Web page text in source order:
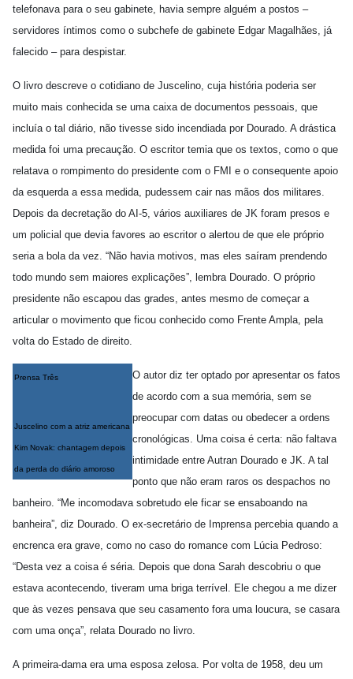
telefonava para o seu gabinete, havia sempre alguém a postos –
servidores íntimos como o subchefe de gabinete Edgar Magalhães, já
falecido – para despistar.
O livro descreve o cotidiano de Juscelino, cuja história poderia ser
muito mais conhecida se uma caixa de documentos pessoais, que
incluía o tal diário, não tivesse sido incendiada por Dourado. A drástica
medida foi uma precaução. O escritor temia que os textos, como o que
relatava o rompimento do presidente com o FMI e o consequente apoio
da esquerda a essa medida, pudessem cair nas mãos dos militares.
Depois da decretação do AI-5, vários auxiliares de JK foram presos e
um policial que devia favores ao escritor o alertou de que ele próprio
seria a bola da vez. “Não havia motivos, mas eles saíram prendendo
todo mundo sem maiores explicações”, lembra Dourado. O próprio
presidente não escapou das grades, antes mesmo de começar a
articular o movimento que ficou conhecido como Frente Ampla, pela
volta do Estado de direito.
Prensa Três
Juscelino com a atriz americana
Kim Novak: chantagem depois
da perda do diário amoroso
O autor diz ter optado por apresentar os fatos
de acordo com a sua memória, sem se
preocupar com datas ou obedecer a ordens
cronológicas. Uma coisa é certa: não faltava
intimidade entre Autran Dourado e JK. A tal
ponto que não eram raros os despachos no
banheiro. “Me incomodava sobretudo ele ficar se ensaboando na
banheira”, diz Dourado. O ex-secretário de Imprensa percebia quando a
encrenca era grave, como no caso do romance com Lúcia Pedroso:
“Desta vez a coisa é séria. Depois que dona Sarah descobriu o que
estava acontecendo, tiveram uma briga terrível. Ele chegou a me dizer
que às vezes pensava que seu casamento fora uma loucura, se casara
com uma onça”, relata Dourado no livro.
A primeira-dama era uma esposa zelosa. Por volta de 1958, deu um